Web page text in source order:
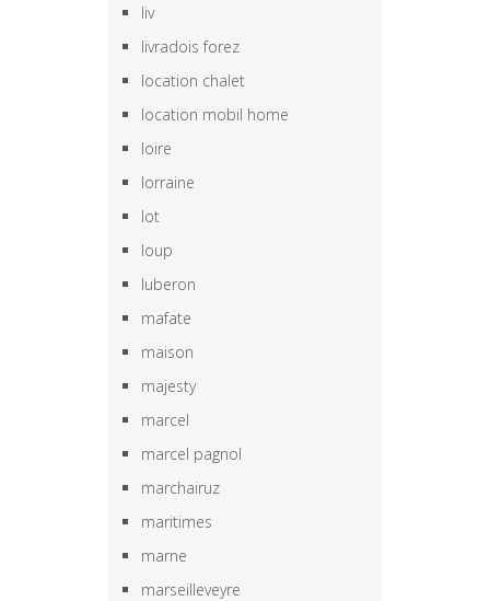
liv
livradois forez
location chalet
location mobil home
loire
lorraine
lot
loup
luberon
mafate
maison
majesty
marcel
marcel pagnol
marchairuz
maritimes
marne
marseilleveyre